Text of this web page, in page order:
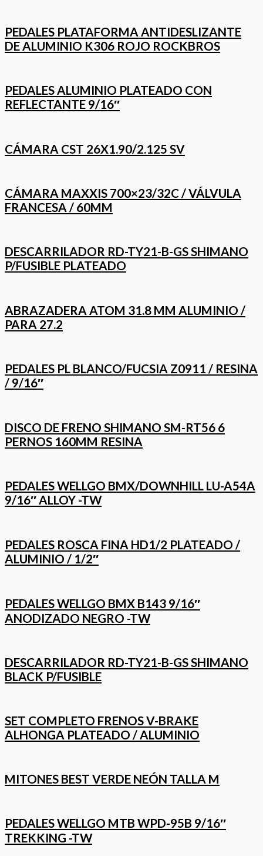
PEDALES PLATAFORMA ANTIDESLIZANTE
DE ALUMINIO K306 ROJO ROCKBROS
PEDALES ALUMINIO PLATEADO CON
REFLECTANTE 9/16″
CÁMARA CST 26X1.90/2.125 SV
CÁMARA MAXXIS 700×23/32C / VÁLVULA
FRANCESA / 60MM
DESCARRILADOR RD-TY21-B-GS SHIMANO
P/FUSIBLE PLATEADO
ABRAZADERA ATOM 31.8 MM ALUMINIO /
PARA 27.2
PEDALES PL BLANCO/FUCSIA Z0911 / RESINA
/ 9/16″
DISCO DE FRENO SHIMANO SM-RT56 6
PERNOS 160MM RESINA
PEDALES WELLGO BMX/DOWNHILL LU-A54A
9/16″ ALLOY -TW
PEDALES ROSCA FINA HD1/2 PLATEADO /
ALUMINIO / 1/2″
PEDALES WELLGO BMX B143 9/16″
ANODIZADO NEGRO -TW
DESCARRILADOR RD-TY21-B-GS SHIMANO
BLACK P/FUSIBLE
SET COMPLETO FRENOS V-BRAKE
ALHONGA PLATEADO / ALUMINIO
MITONES BEST VERDE NEÓN TALLA M
PEDALES WELLGO MTB WPD-95B 9/16″
TREKKING -TW